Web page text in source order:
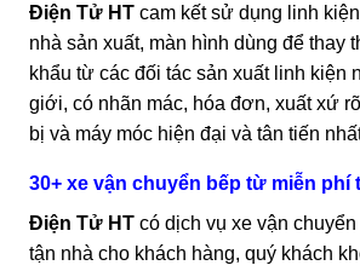
Điện Tử HT cam kết sử dụng linh
nhà sản xuất, màn hình dùng để thay
khẩu từ các đối tác sản xuất linh kiện
giới, có nhãn mác, hóa đơn, xuất xứ
bị và máy móc hiện đại và tân tiến
30+ xe vận chuyển bếp từ miễn phí
Điện Tử HT có dịch vụ xe vận
tận nhà cho khách hàng, quý khách